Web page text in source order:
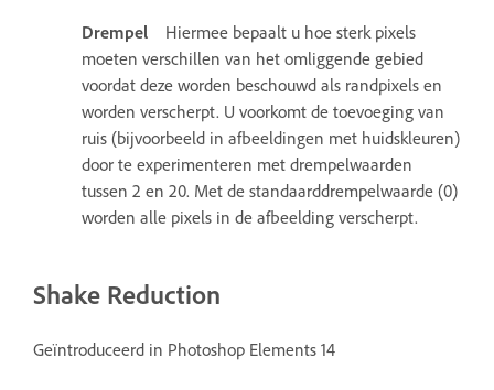
Drempel
Hiermee bepaalt u hoe sterk pixels
moeten verschillen van het omliggende gebied
voordat deze worden beschouwd als randpixels en
worden verscherpt. U voorkomt de toevoeging van
ruis (bijvoorbeeld in afbeeldingen met huidskleuren)
door te experimenteren met drempelwaarden
tussen 2 en 20. Met de standaarddrempelwaarde (0)
worden alle pixels in de afbeelding verscherpt.
Shake Reduction
Geïntroduceerd in Photoshop Elements 14